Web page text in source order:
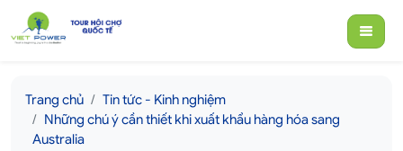
Trang chủ
Tin tức - Kinh nghiệm
Những chú ý cần thiết khi xuất khẩu hàng hóa sang
Australia